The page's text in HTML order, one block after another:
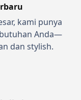
kami punya
Anda—
dan stylish.